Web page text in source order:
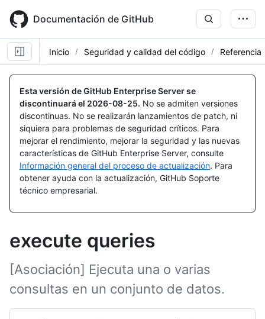
main
content
Documentación de GitHub
Inicio Seguridad y calidad del código Referencia
Esta versión de GitHub Enterprise Server se
discontinuará el 2026-08-25. No se admiten versiones
discontinuas. No se realizarán lanzamientos de patch, ni
siquiera para problemas de seguridad críticos. Para
mejorar el rendimiento, mejorar la seguridad y las nuevas
características de GitHub Enterprise Server, consulte
Información general del proceso de actualización. Para
obtener ayuda con la actualización, GitHub Soporte
técnico empresarial.
execute queries
[Asociación] Ejecuta una o varias
consultas en un conjunto de datos.